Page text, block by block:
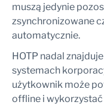
muszą jedynie
zsynchronizowane
automatycznie.
HOTP nadal
systemach
użytkownik może
offline i